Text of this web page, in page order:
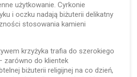
użytkowanie. Cyrkonie
i oczku nadają biżuterii delikatny
stosowania kamieni
krzyżyka trafia do szerokiego
zarówno do klientek
biżuterii religijnej na co dzień,